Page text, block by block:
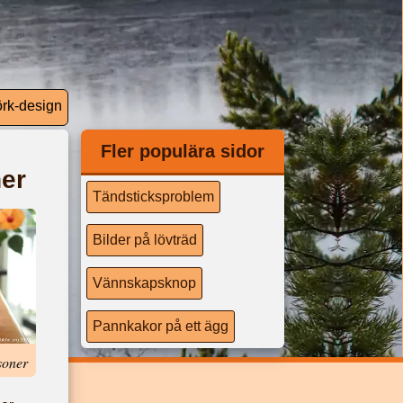
design
Fler populära sidor
Tändsticksproblem
Bilder på lövträd
Vännskapsknop
Pannkakor på ett ägg